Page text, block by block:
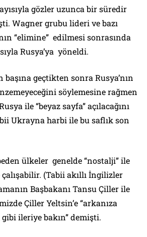
gözler uzunca bir süredir
Wagner grubu lideri ve bazı
“elimine” edilmesi sonrasında
Rusya’ya yöneldi.
başına geçtikten sonra Rusya’nın
söylemesine rağmen
ile “beyaz sayfa” açılacağını
Ukrayna harbi ile bu saflık son
ülkeler genelde “nostalji” ile
(Tabii akıllı İngilizler
Başbakanı Tansu Çiller ile
Çiller Yeltsin’e “arkanıza
ileriye bakın” demişti.